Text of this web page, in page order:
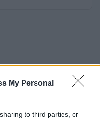
My Personal
to third parties, or